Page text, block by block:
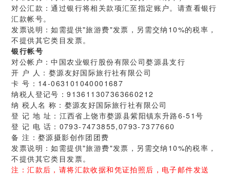
对公汇款：通过银行将相关款项汇至指定账户。请查看银行
汇款帐号。
发票说明：如需提供"旅游费"发票，另需交纳10%的税率，
不提供其它类目发票。
银行帐号
对公帐户：中国农业银行股份有限公司婺源县支行
开 户 人：婺源友好国际旅行社有限公司
卡 号：14-063101040001687
纳税人登记号：913611307363660212
纳 税人名 称：婺源友好国际旅行社有限公司
登 记 地 址：江西省上饶市婺源县紫阳镇东升路6-51号
登 记 电 话：0793-7473855,0793-7377660
备 注：婺源摄影创作团团费
发票说明：如需提供"旅游费"发票，另需交纳10%的税率，
不提供其它类目发票。
注：汇款后，请将汇款收据和凭证拍照后，电子邮件发送